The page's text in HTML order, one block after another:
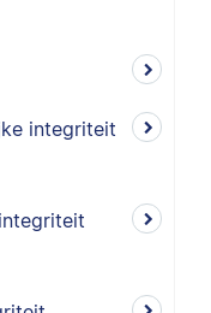
integriteit